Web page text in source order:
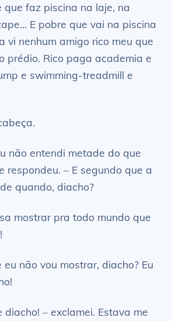
que faz piscina na laje, na
E pobre que vai na piscina
vi nenhum amigo rico meu que
prédio. Rico paga academia e
e swimming-treadmill e
não entendi metade do que
respondeu. – E segundo que a
quando, diacho?
mostrar pra todo mundo que
eu não vou mostrar, diacho? Eu
diacho! – exclamei. Estava me